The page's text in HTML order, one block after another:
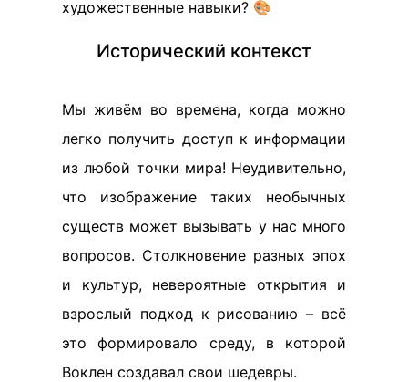
художественные навыки? 🎨
Исторический контекст
Мы живём во времена, когда можно
легко получить доступ к информации
из любой точки мира! Неудивительно,
что изображение таких необычных
существ может вызывать у нас много
вопросов. Столкновение разных эпох
и культур, невероятные открытия и
взрослый подход к рисованию – всё
это формировало среду, в которой
Воклен создавал свои шедевры.